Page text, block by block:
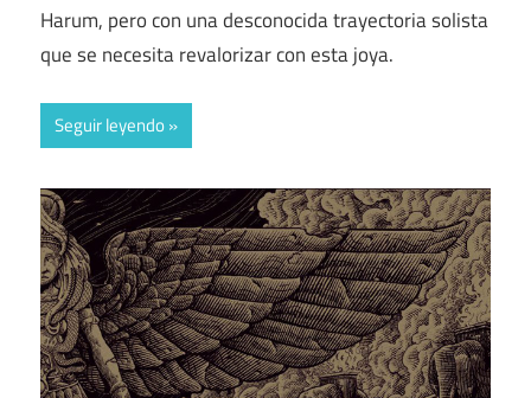
Harum, pero con una desconocida trayectoria solista
que se necesita revalorizar con esta joya.
Seguir leyendo